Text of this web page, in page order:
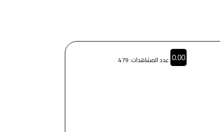
0.00 عدد المشاهدات: 479